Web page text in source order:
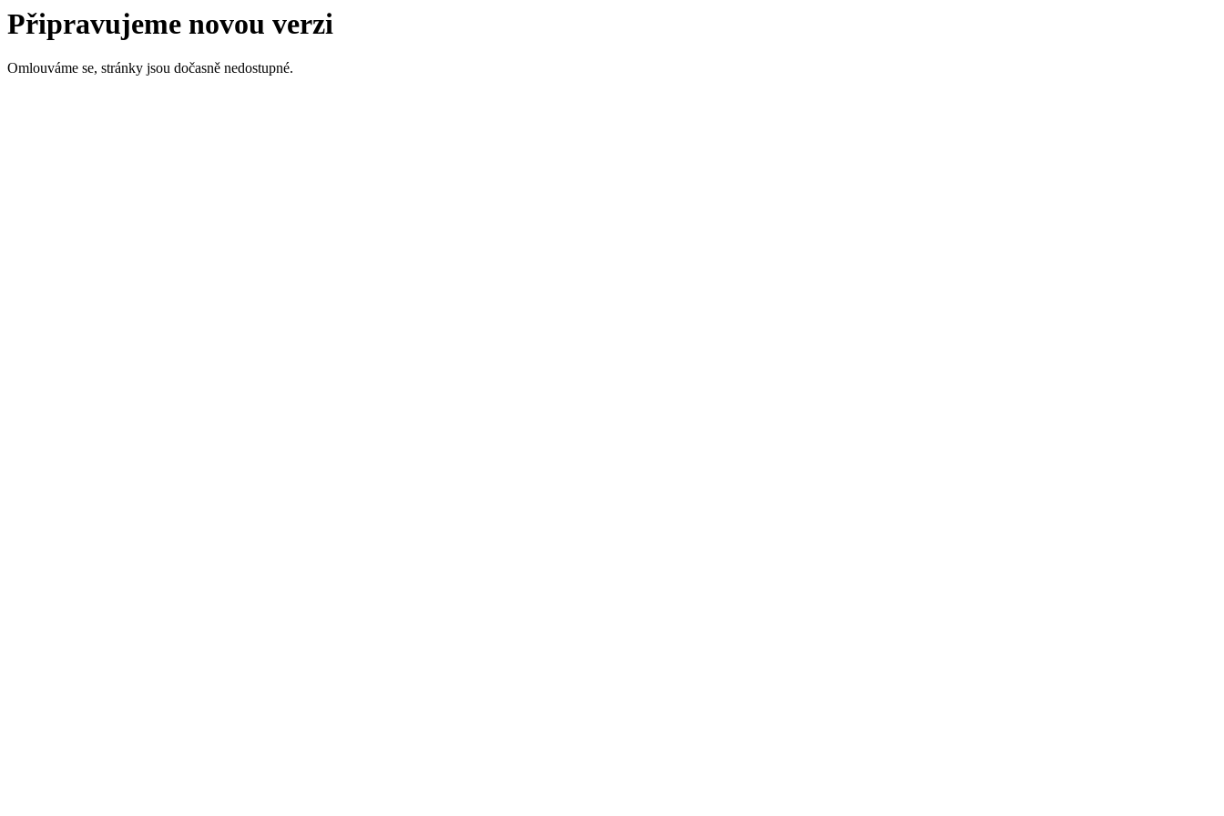
Připravujeme novou verzi
Omlouváme se, stránky jsou dočasně nedostupné.